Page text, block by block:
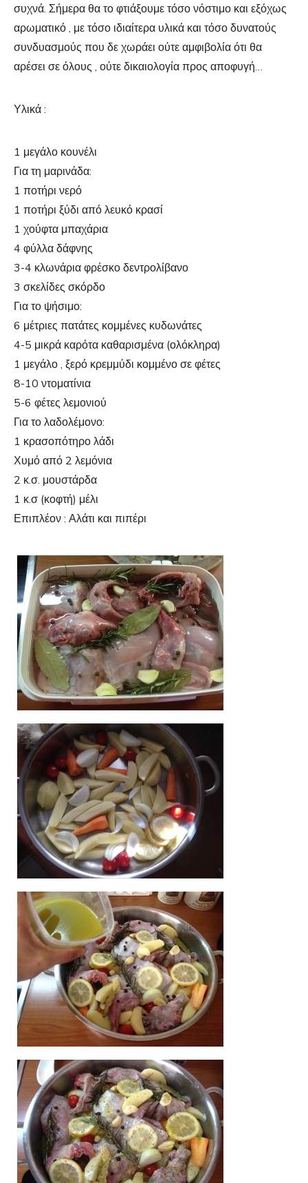
συχνά. Σήμερα θα το φτιάξουμε τόσο νόστιμο και εξόχως
αρωματικό , με τόσο ιδιαίτερα υλικά και τόσο δυνατούς
συνδυασμούς που δε χωράει ούτε αμφιβολία ότι θα
αρέσει σε όλους , ούτε δικαιολογία προς αποφυγή…
Υλικά :
1 μεγάλο κουνέλι
Για τη μαρινάδα:
1 ποτήρι νερό
1 ποτήρι ξύδι από λευκό κρασί
1 χούφτα μπαχάρια
4 φύλλα δάφνης
3-4 κλωνάρια φρέσκο δεντρολίβανο
3 σκελίδες σκόρδο
Για το ψήσιμο:
6 μέτριες πατάτες κομμένες κυδωνάτες
4-5 μικρά καρότα καθαρισμένα (ολόκληρα)
1 μεγάλο , ξερό κρεμμύδι κομμένο σε φέτες
8-10 ντοματίνια
5-6 φέτες λεμονιού
Για το λαδολέμονο:
1 κρασοπότηρο λάδι
Χυμό από 2 λεμόνια
2 κ.σ. μουστάρδα
1 κ.σ (κοφτή) μέλι
Επιπλέον : Αλάτι και πιπέρι